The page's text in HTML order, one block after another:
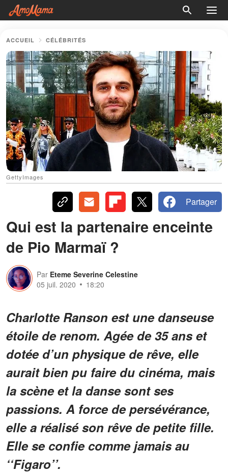
ACCUEIL CÉLÉBRITÉS
GettyImages
Partager
Qui est la partenaire enceinte
de Pio Marmaï ?
Par Eteme Severine Celestine
05 juil. 2020
18:20
Charlotte Ranson est une danseuse
étoile de renom. Agée de 35 ans et
dotée d’un physique de rêve, elle
aurait bien pu faire du cinéma, mais
la scène et la danse sont ses
passions. A force de persévérance,
elle a réalisé son rêve de petite fille.
Elle se confie comme jamais au
‘‘Figaro’’.